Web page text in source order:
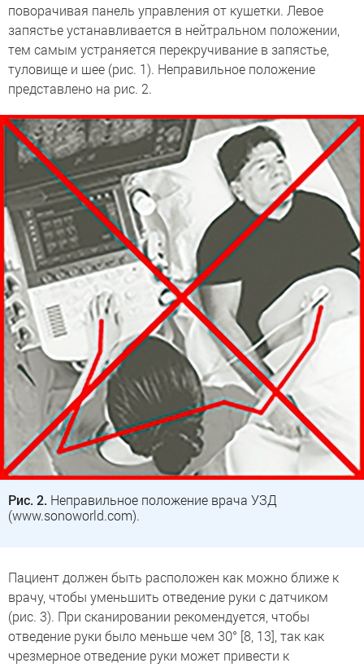
поворачивая панель управления от кушетки. Левое
запястье устанавливается в нейтральном положении,
тем самым устраняется перекручивание в запястье,
туловище и шее (рис. 1). Неправильное положение
представлено на рис. 2.
Рис. 2. Неправильное положение врача УЗД
(www.sonoworld.com).
Пациент должен быть расположен как можно ближе к
врачу, чтобы уменьшить отведение руки с датчиком
(рис. 3). При сканировании рекомендуется, чтобы
отведение руки было меньше чем 30° [8, 13], так как
чрезмерное отведение руки может привести к